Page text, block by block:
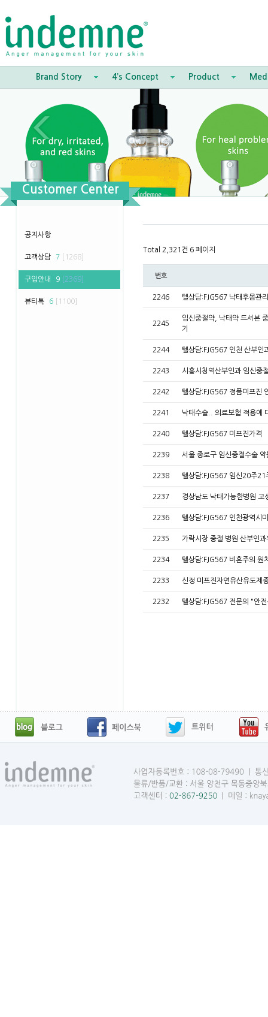
Brand Story 4’s Concept Product
Customer Center
공지사항
고객상담 7 [1268]
구입안내 9 [2369]
뷰티톡 6 [1100]
Total 2,321건 6 페이지
번호
2246 텔상담:FJG567 낙태후몸관
2245
임신중절약, 낙태약 드셔본
기
2244 텔상담:FJG567 인천 산부인
2243 시흥시청역산부인과 임신중
2242 텔상담:FJG567 정품미프진
2241 낙태수술.. 의료보험 적용에
2240 텔상담:FJG567 미프진가격
2239 서울 종로구 임신중절수술
2238 텔상담:FJG567 임신20주
2237 경상남도 낙태가능한병원 고
2236 텔상담:FJG567 인천광역시
2235 가락시장 중절 병원 산부인
2234 텔상담:FJG567 비혼주의 원
2233 신정 미프진자연유산유도제
2232 텔상담:FJG567 전문의 "안